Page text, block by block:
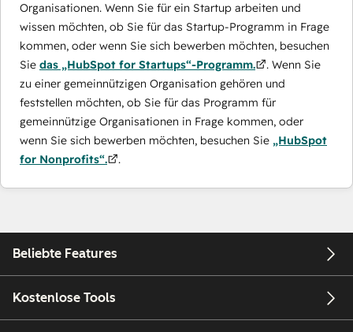
Organisationen. Wenn Sie für ein Startup arbeiten und
wissen möchten, ob Sie für das Startup-Programm in Frage
kommen, oder wenn Sie sich bewerben möchten, besuchen
Sie das „HubSpot for Startups“-Programm.
. Wenn Sie
zu einer gemeinnützigen Organisation gehören und
feststellen möchten, ob Sie für das Programm für
gemeinnützige Organisationen in Frage kommen, oder
wenn Sie sich bewerben möchten, besuchen Sie „HubSpot
for Nonprofits“.
.
Beliebte Features
Kostenlose Tools